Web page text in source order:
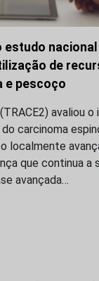
estudo
de
e pescoço
avaliou o
carcinoma
localmente
que continua a
avançada…